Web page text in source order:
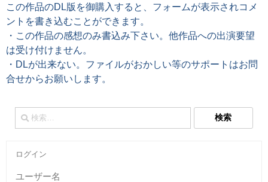
この作品のDL版を御購入すると、フォームが表示されコメ
ントを書き込むことができます。
・この作品の感想のみ書込み下さい。他作品への出演要望
は受け付けません。
・DLが出来ない。ファイルがおかしい等のサポートはお問
合せからお願いします。
検
索:
ログイン
ユーザー名